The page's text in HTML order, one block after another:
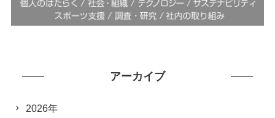
アーカイブ
2026年